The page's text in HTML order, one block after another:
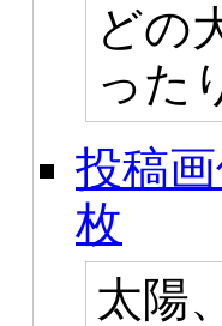
どの
った
投稿
枚
太陽